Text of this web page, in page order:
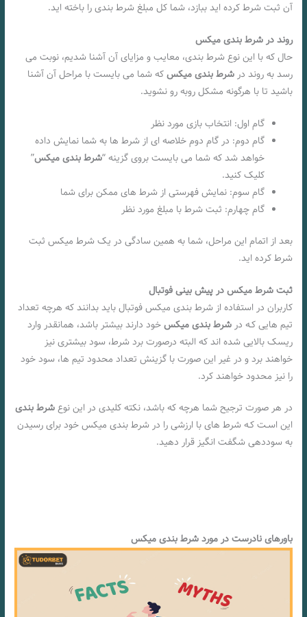
آن ثبت شرط کرده اید ببازد، شما کل مبلغ شرط بندی را باخته اید.
روند در شرط بندی میکس
حال که با این نوع شرط بندی، معایب و مزایای آن آشنا شدیم، نوبت می
رسد به روند درشرط بندی میکسکه شما می بایست با مراحل آن آشنا
باشید تا با هرگونه مشکل روبه رو نشوید.
گام اول: انتخاب بازی مورد نظر
گام دوم: در گام دوم خلاصه ای از شرط ها به شما نمایش داده
خواهد شد که شما می بایست بروی گزینه “شرط بندی میکس”
کلیک کنید.
گام سوم: نمایش فهرستی از شرط های ممکن برای شما
گام چهارم: ثبت شرط با مبلغ مورد نظر
بعد از اتمام این مراحل، شما به همین سادگی در یک شرط میکس ثبت
شرط کرده اید.
ثبت شرط میکس در پیش بینی فوتبال
کاربران در استفاده از شرط بندی میکس فوتبال باید بدانند که هرچه تعداد
تیم هایی کـه درشرط بندی میکسخود دارند بیشتر باشد، همانقدر وارد
ریسک بالایی شده اند که البته درصورت برد شرط، سود بیشتری نیز
خواهند برد و در غیر این صورت با گزینش تعداد محدود تیم ها، سود خود
را نیز محدود خواهند کرد.
در هر صورت ترجیح شما هرچه که باشد، نکته کلیدی در این نوعشرط بندی
این اسـت کـه شرط های با ارزشی را در شرط بندی میکس خود برای رسیدن
به سوددهی شگفت انگیز قرار دهید.
باورهای نادرست در مورد شرط بندی میکس